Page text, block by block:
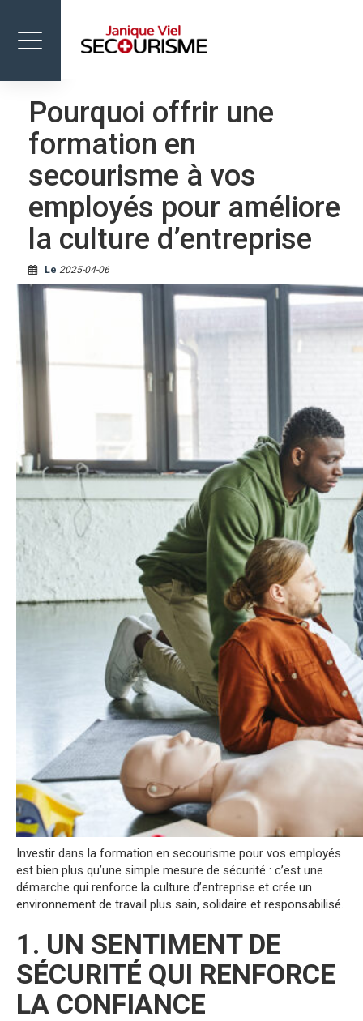
Toggle
FORMATIONS
BOUTIQUE
ÉVÈNEMENTS
NOUS JOINDRE
Pourquoi offrir une
formation en
secourisme à vos
employés pour améliore
la culture d’entreprise
Le 2025-04-06
Investir dans la formation en secourisme pour vos employés
est bien plus qu’une simple mesure de sécurité : c’est une
démarche qui renforce la culture d’entreprise et crée un
environnement de travail plus sain, solidaire et responsabilisé.
1. UN SENTIMENT DE
SÉCURITÉ QUI RENFORCE
LA CONFIANCE